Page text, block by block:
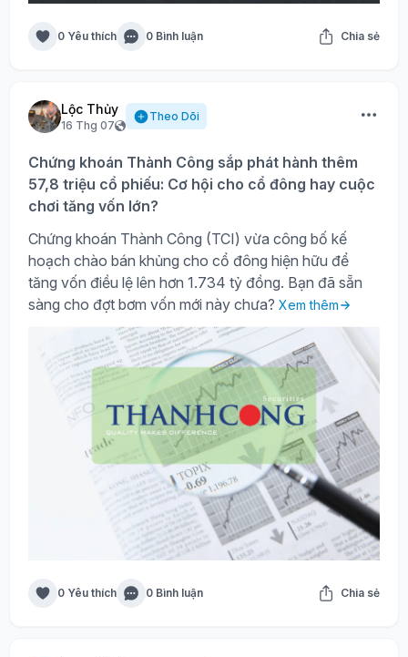
0 Yêu thích 0 Bình luận Chia sẻ
Lộc Thủy
16 Thg 07
Theo Dõi
Chứng khoán Thành Công sắp phát hành thêm
57,8 triệu cổ phiếu: Cơ hội cho cổ đông hay cuộc
chơi tăng vốn lớn?
Chứng khoán Thành Công (TCI) vừa công bố kế
hoạch chào bán khủng cho cổ đông hiện hữu để
tăng vốn điều lệ lên hơn 1.734 tỷ đồng. Bạn đã sẵn
sàng cho đợt bơm vốn mới này chưa? Xem thêm
0 Yêu thích 0 Bình luận Chia sẻ